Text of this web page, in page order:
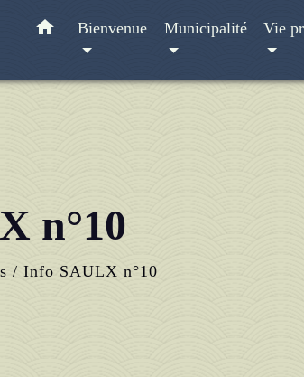
home Bienvenue Municipalité Vie
n°10
/ Info SAULX n°10